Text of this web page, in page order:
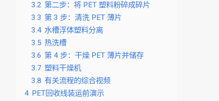
3.2 第二步：将 PET 塑料粉碎成碎片
3.3 第 3 步：清洗 PET 薄片
3.4 水槽浮体塑料分离
3.5 热洗槽
3.6 第 4 步：干燥 PET 薄片并储存
3.7 塑料干燥机
3.8 有关流程的综合视频
4 PET回收线装运前演示